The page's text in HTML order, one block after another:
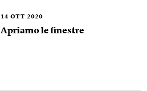
14 OTT 2020
Apriamo le finestre